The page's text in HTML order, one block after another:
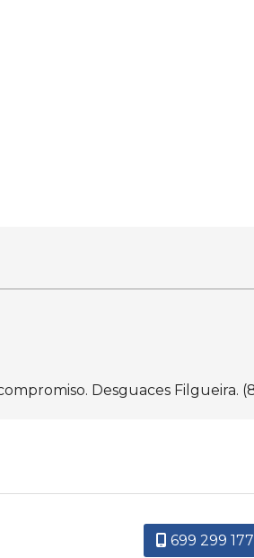
Desguaces Filgueira.
699 299 177